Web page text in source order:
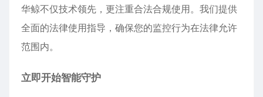
华鲸不仅技术领先，更注重合法合规使用。我们提供
全面的法律使用指导，确保您的监控行为在法律允许
范围内。
立即开始智能守护